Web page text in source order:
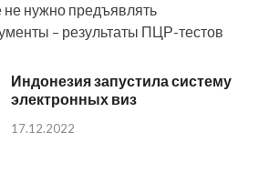
нужно предъявлять
– результаты ПЦР-тестов
Индонезия запустила систему
электронных виз
17.12.2022